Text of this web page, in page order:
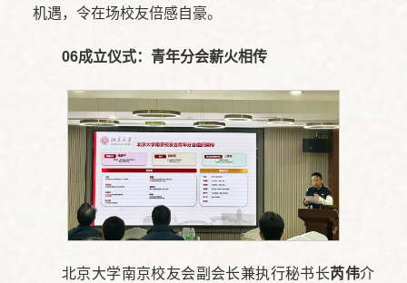
机遇，令在场校友倍感自豪。
06成立仪式：青年分会薪火相传
北京大学南京校友会副会长兼执行秘书长芮伟介